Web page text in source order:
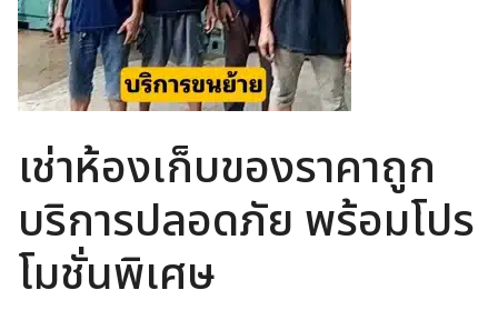
เช่าห้องเก็บของราคาถูก
บริการปลอดภัย พร้อมโปร
โมชั่นพิเศษ